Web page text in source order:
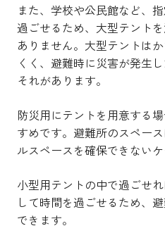
また、学校や公民館など、
過ごせるため、大型テント
ありません。大型テントは
くく、避難時に災害が発生
それがあります。
防災用にテントを用意する
すめです。避難所のスペー
ルスペースを確保できない
小型用テントの中で過ごせ
して時間を過ごせるため、
できます。